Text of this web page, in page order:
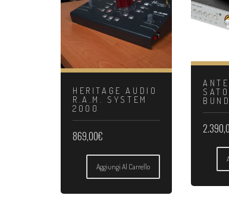
HERITAGE AUDIO
R.A.M. SYSTEM
2000
869,00€
Aggiungi Al Carrello